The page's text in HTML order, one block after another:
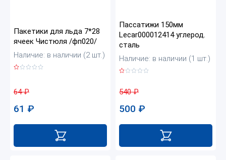
Пакетики для льда 7*28
ячеек Чистюля /фп020/
Наличие: в наличии (2 шт.)
64₽
61 ₽
Пассатижи 150мм
Lecar000012414 углерод.
сталь
Наличие: в наличии (1 шт.)
540₽
500 ₽